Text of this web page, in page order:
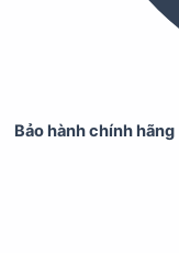
Bảo hành chính hãng